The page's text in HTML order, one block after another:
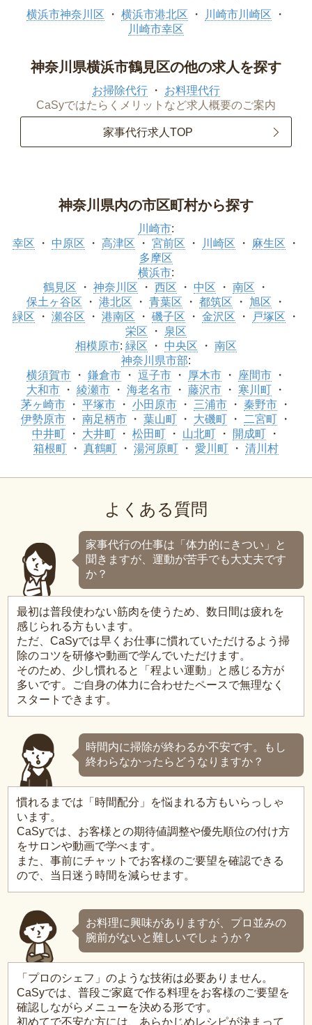
横浜市神奈川区 横浜市港北区
川崎市川崎区
川崎市幸区
神奈川県横浜市鶴見区の他の求人を探す
お掃除代行
お料理代行
CaSyではたらくメリットなど求人概要のご案内
家事代行求人TOP
神奈川県内の市区町村から探す
川崎市:
幸区
中原区 高津区 宮前区 川崎区
麻生区
多摩区
横浜市:
鶴見区
神奈川区 西区 中区
南区
保土ヶ谷区
港北区 青葉区 都筑区
旭区
緑区
瀬谷区 港南区 磯子区 金沢区
戸塚区
栄区
泉区
相模原市: 緑区 中央区
南区
神奈川県市部:
横須賀市
鎌倉市 逗子市 厚木市
座間市
大和市
綾瀬市 海老名市 藤沢市
寒川町
茅ヶ崎市
平塚市 小田原市 三浦市
秦野市
伊勢原市
南足柄市 葉山町 大磯町
二宮町
中井町
大井町 松田町 山北町
開成町
箱根町
真鶴町 湯河原町 愛川町 清川村
よくある質問
家事代行の仕事は「体力的にきつい」と
聞きますが、運動が苦手でも大丈夫です
か？
最初は普段使わない筋肉を使うため、数日間は疲れを
感じられる方もいます。
ただ、CaSyでは早くお仕事に慣れていただけるよう掃
除のコツを研修や動画で学んでいただけます。
そのため、少し慣れると「程よい運動」と感じる方が
多いです。ご自身の体力に合わせたペースで無理なく
スタートできます。
時間内に掃除が終わるか不安です。もし
終わらなかったらどうなりますか？
慣れるまでは「時間配分」を悩まれる方もいらっしゃ
います。
CaSyでは、お客様との期待値調整や優先順位の付け方
をサロンや動画で学べます。
また、事前にチャットでお客様のご要望を確認できる
ので、当日迷う時間を減らせます。
お料理に興味がありますが、プロ並みの
腕前がないと難しいでしょうか？
「プロのシェフ」のような技術は必要ありません。
CaSyでは、普段ご家庭で作る料理をお客様のご要望を
確認しながらメニューを決める形です。
初めてで不安な方には、あらかじめレシピが決まって